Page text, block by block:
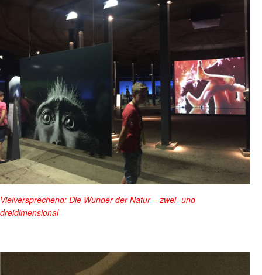
Vielversprechend: Die Wunder der Natur – zwei- und
dreidimensional